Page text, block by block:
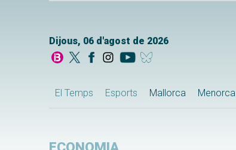
Dijous, 06 d'agost de 2026
El Temps Esports Mallorca Menorca